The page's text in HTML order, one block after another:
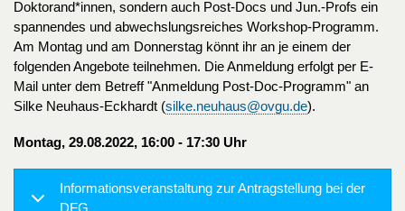
Doktorand*innen, sondern auch Post-Docs und Jun.-Profs ein
spannendes und abwechslungsreiches Workshop-Programm.
Am Montag und am Donnerstag könnt ihr an je einem der
folgenden Angebote teilnehmen. Die Anmeldung erfolgt per E-
Mail unter dem Betreff "Anmeldung Post-Doc-Programm" an
Silke Neuhaus-Eckhardt (silke.neuhaus@ovgu.de).
Montag, 29.08.2022, 16:00 - 17:30 Uhr
Informationsveranstaltung zur Antragstellung bei der
DFG